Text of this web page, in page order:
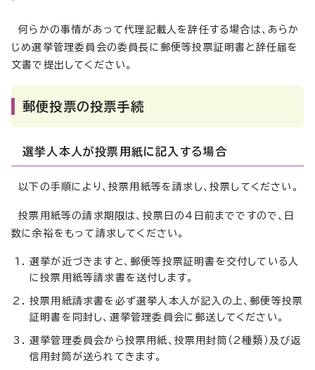
何らかの事情があって代理記載人を辞任する場合は、あらか
じめ選挙管理委員会の委員長に郵便等投票証明書と辞任届を
文書で提出してください。
郵便投票の投票手続
選挙人本人が投票用紙に記入する場合
以下の手順により、投票用紙等を請求し、投票してください。
投票用紙等の請求期限は、投票日の4日前までですので、日
数に余裕をもって請求してください。
選挙が近づきますと、郵便等投票証明書を交付している人
に投票用紙等請求書を送付します。
投票用紙請求書を必ず選挙人本人が記入の上、郵便等投票
証明書を同封し、選挙管理委員会に郵送してください。
選挙管理委員会から投票用紙、投票用封筒（2種類）及び返
信用封筒が送られてきます。